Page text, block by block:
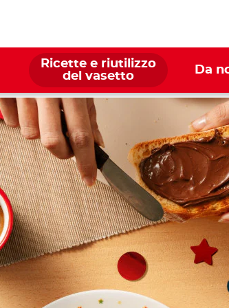
Ricette e riutilizzo
del vasetto
Da